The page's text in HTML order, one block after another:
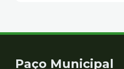
Contato
Paço Municipal